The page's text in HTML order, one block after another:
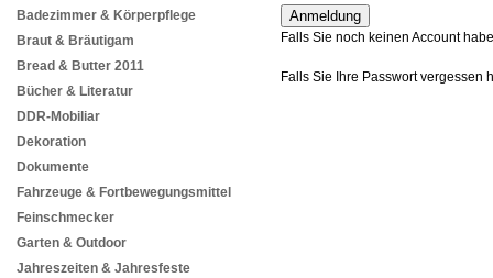
Badezimmer & Körperpflege
Braut & Bräutigam
Bread & Butter 2011
Bücher & Literatur
DDR-Mobiliar
Dekoration
Dokumente
Fahrzeuge & Fortbewegungsmittel
Feinschmecker
Garten & Outdoor
Jahreszeiten & Jahresfeste
Falls Sie noch keinen Account
Falls Sie Ihre Passwort vergessen